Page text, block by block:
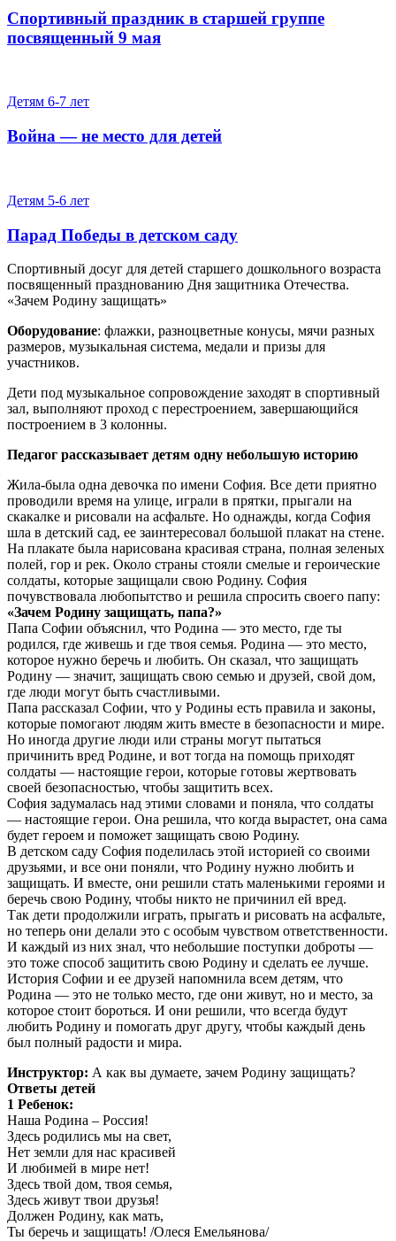
Спортивный праздник в старшей группе
посвященный 9 мая
Детям 6-7 лет
Война — не место для детей
Детям 5-6 лет
Парад Победы в детском саду
Спортивный досуг для детей старшего дошкольного возраста
посвященный празднованию Дня защитника Отечества.
«Зачем Родину защищать»
Оборудование: флажки, разноцветные конусы, мячи разных
размеров, музыкальная система, медали и призы для
участников.
Дети под музыкальное сопровождение заходят в спортивный
зал, выполняют проход с перестроением, завершающийся
построением в 3 колонны.
Педагог рассказывает детям одну небольшую историю
Жила-была одна девочка по имени София. Все дети приятно
проводили время на улице, играли в прятки, прыгали на
скакалке и рисовали на асфальте. Но однажды, когда София
шла в детский сад, ее заинтересовал большой плакат на стене.
На плакате была нарисована красивая страна, полная зеленых
полей, гор и рек. Около страны стояли смелые и героические
солдаты, которые защищали свою Родину. София
почувствовала любопытство и решила спросить своего папу:
«Зачем Родину защищать, папа?»
Папа Софии объяснил, что Родина — это место, где ты
родился, где живешь и где твоя семья. Родина — это место,
которое нужно беречь и любить. Он сказал, что защищать
Родину — значит, защищать свою семью и друзей, свой дом,
где люди могут быть счастливыми.
Папа рассказал Софии, что у Родины есть правила и законы,
которые помогают людям жить вместе в безопасности и мире.
Но иногда другие люди или страны могут пытаться
причинить вред Родине, и вот тогда на помощь приходят
солдаты — настоящие герои, которые готовы жертвовать
своей безопасностью, чтобы защитить всех.
София задумалась над этими словами и поняла, что солдаты
— настоящие герои. Она решила, что когда вырастет, она сама
будет героем и поможет защищать свою Родину.
В детском саду София поделилась этой историей со своими
друзьями, и все они поняли, что Родину нужно любить и
защищать. И вместе, они решили стать маленькими героями и
беречь свою Родину, чтобы никто не причинил ей вред.
Так дети продолжили играть, прыгать и рисовать на асфальте,
но теперь они делали это с особым чувством ответственности.
И каждый из них знал, что небольшие поступки доброты —
это тоже способ защитить свою Родину и сделать ее лучше.
История Софии и ее друзей напомнила всем детям, что
Родина — это не только место, где они живут, но и место, за
которое стоит бороться. И они решили, что всегда будут
любить Родину и помогать друг другу, чтобы каждый день
был полный радости и мира.
Инструктор: А как вы думаете, зачем Родину защищать?
Ответы детей
1 Ребенок:
Наша Родина – Россия!
Здесь родились мы на свет,
Нет земли для нас красивей
И любимей в мире нет!
Здесь твой дом, твоя семья,
Здесь живут твои друзья!
Должен Родину, как мать,
Ты беречь и защищать! /Олеся Емельянова/